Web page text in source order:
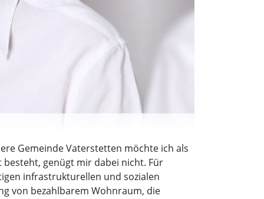
Gemeinde Vaterstetten möchte ich als
genügt mir dabei nicht. Für
infrastrukturellen und sozialen
von bezahlbarem Wohnraum, die